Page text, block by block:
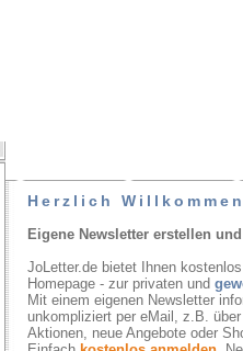
Herzlich
Eigene Newsletter erstellen
JoLetter.de bietet Ihnen
Homepage - zur privaten und
Mit einem eigenen Newsletter
unkompliziert per eMail, z.B.
Aktionen, neue Angebote oder